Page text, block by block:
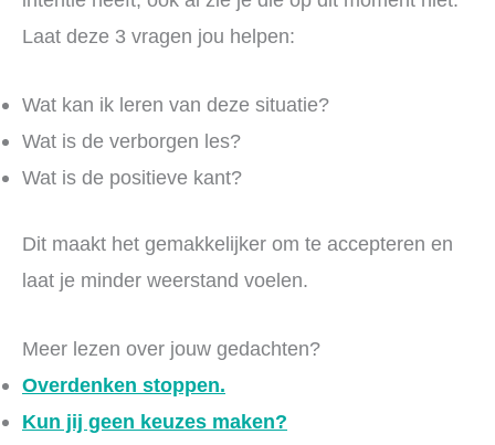
Laat deze 3 vragen jou helpen:
Wat kan ik leren van deze situatie?
Wat is de verborgen les?
Wat is de positieve kant?
Dit maakt het gemakkelijker om te accepteren en
laat je minder weerstand voelen.
Meer lezen over jouw gedachten?
Overdenken stoppen.
Kun jij geen keuzes maken?